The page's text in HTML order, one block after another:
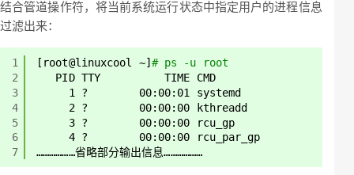
结合管道操作符，将当前系统运行状态中指定用户的进程信息
过滤出来：
1
2
3
4
5
6
7
[root@linuxcool ~] # ps -u root
PID TTY          TIME CMD
1 ?        00:00:01 systemd
2 ?        00:00:00 kthreadd
3 ?        00:00:00 rcu_gp
4 ?        00:00:00 rcu_par_gp
………………省略部分输出信息………………